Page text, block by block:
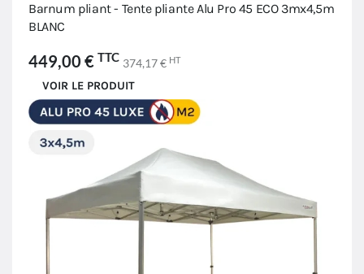
Barnum pliant - Tente pliante Alu Pro 45 ECO 3mx4,5m
BLANC
449,00 € TTC 374,17 € HT
VOIR LE PRODUIT